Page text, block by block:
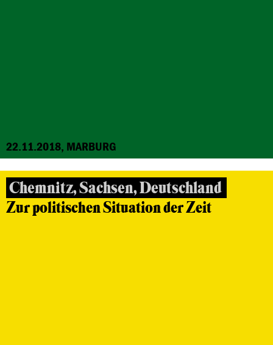
22.11.2018, MARBURG
Chemnitz, Sachsen, Deutschland
Zur politischen Situation der Zeit